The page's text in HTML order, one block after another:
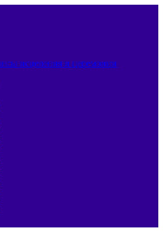
исцеления и церемонии